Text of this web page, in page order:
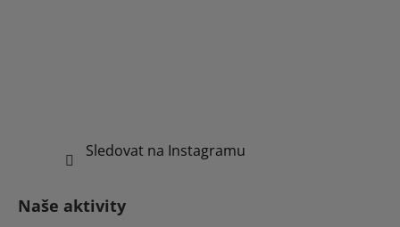
Sledovat na Instagramu
Naše aktivity